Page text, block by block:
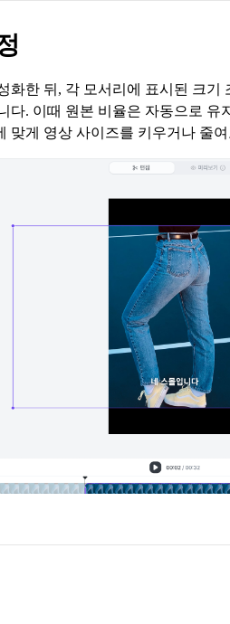
화한 뒤, 각 모서리에 표시된 크
다. 이때 원본 비율은 자동으로
맞게 영상 사이즈를 키우거나 줄